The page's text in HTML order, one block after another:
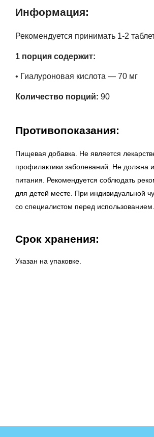
Информация:
Рекомендуется принимать 1-2
1 порция содержит:
• Гиалуроновая кислота — 70 мг
Количество порций: 90
Противопоказания:
Пищевая добавка. Не является
профилактики заболеваний. Не должна
питания. Рекомендуется соблюдать
для детей месте. При индивидуальной
со специалистом перед использованием.
Срок хранения:
Указан на упаковке.